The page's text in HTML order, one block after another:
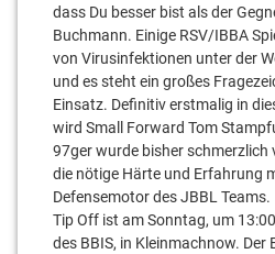
dass Du besser bist als der
Buchmann. Einige RSV/IBBA
von Virusinfektionen unter der
und es steht ein großes
Einsatz. Definitiv erstmalig in
wird Small Forward Tom
97ger wurde bisher schmerzlich
die nötige Härte und Erfahrung
Defensemotor des JBBL Teams.
Tip Off ist am Sonntag, um
des BBIS, in Kleinmachnow.